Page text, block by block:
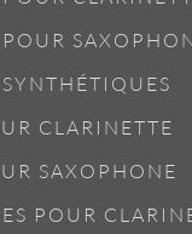
CLARINETTE
SAXOPHONE
POUR